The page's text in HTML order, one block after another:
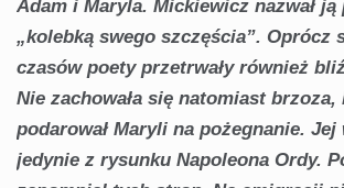
Adam i Maryla. Mickiewicz nazwał ją
„kolebką swego szczęścia”. Oprócz
czasów poety przetrwały również
Nie zachowała się natomiast brzoza,
podarował Maryli na pożegnanie.
jedynie z rysunku Napoleona Ordy.